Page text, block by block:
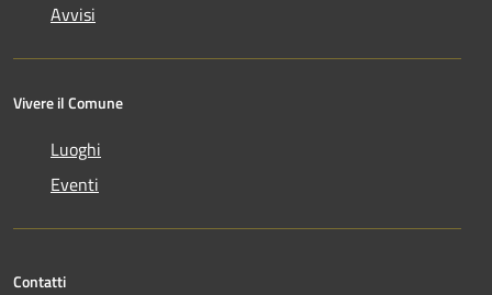
Avvisi
Vivere il Comune
Luoghi
Eventi
Contatti